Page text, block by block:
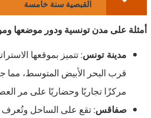
القبصية سنة خامسة
أمثلة على مدن تونسية ودور موضعها
مدينة تونس: تتميز بموقعها
قرب البحر الأبيض المتوسط، مما
مركزًا تجاريًا وحضاريًا على مر
صفاقس: تقع على الساحل وتُعرف